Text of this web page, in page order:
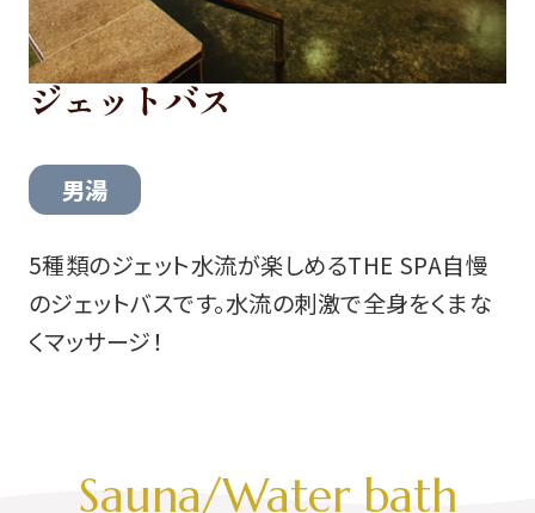
ジェットバス
男湯
5種類のジェット水流が楽しめるTHE SPA自慢
のジェットバスです。水流の刺激で全身をくまな
くマッサージ！
Sauna/Water bath